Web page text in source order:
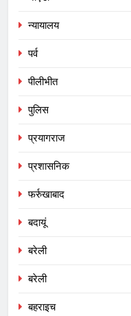
न्यायालय
पर्व
पीलीभीत
पुलिस
प्रयागराज
प्रशासनिक
फर्रुखाबाद
बदायूं
बरेली
बरेली
बहराइच